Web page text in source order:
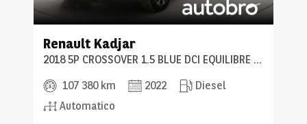
Renault Kadjar
2018 5P CROSSOVER 1.5 BLUE DCI EQUILIBRE EDC
107 380 km
2022
Diesel
Automatico